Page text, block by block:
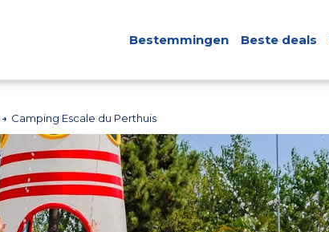
Bestemmingen Beste deals
Camping Escale du Perthuis